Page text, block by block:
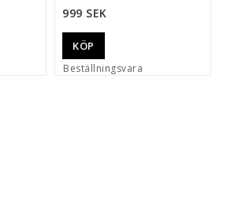
999 SEK
Beställningsvara
KÖP